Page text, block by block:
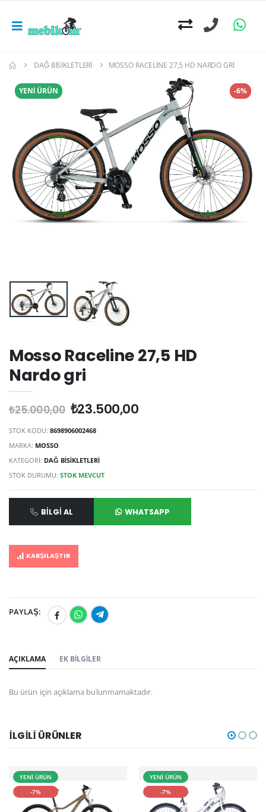
DAĞ BISIKLETLERI MOSSO RACELINE 27,5 HD NARDO GRI
YENİ ÜRÜN -6%
Mosso Raceline 27,5 HD
Nardo gri
₺25.000,00 ₺23.500,00
STOK KODU:8698906002468
MARKA: MOSSO
KATEGORİ: DAĞ BISIKLETLERI
STOK DURUMU:STOK MEVCUT
BILGI AL WHATSAPP
KARŞILAŞTIR
PAYLAŞ:
AÇIKLAMA EK BILGILER
Bu ürün için açıklama bulunmamaktadır.
İLGILI ÜRÜNLER
YENİ ÜRÜN
-7%
YENİ ÜRÜN
-7%